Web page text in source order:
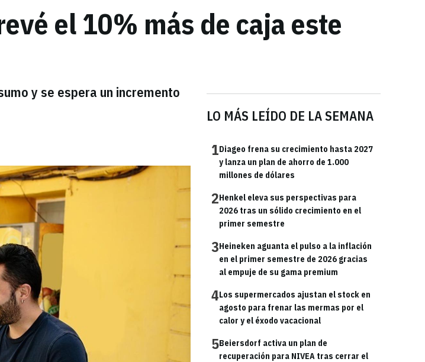
el 10% más de caja este
y se espera un incremento
LO MÁS LEÍDO DE LA SEMANA
1Diageo frena su crecimiento hasta 2027
y lanza un plan de ahorro de 1.000
millones de dólares
2Henkel eleva sus perspectivas para
2026 tras un sólido crecimiento en el
primer semestre
3Heineken aguanta el pulso a la inflación
en el primer semestre de 2026 gracias
al empuje de su gama premium
4Los supermercados ajustan el stock en
agosto para frenar las mermas por el
calor y el éxodo vacacional
5Beiersdorf activa un plan de
recuperación para NIVEA tras cerrar el